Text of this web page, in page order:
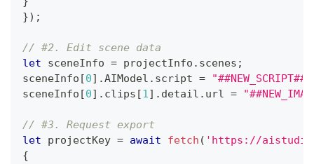
}) ;
// #2. Edit scene data
let sceneInfo = projectInfo . scenes ;
sceneInfo [0] .AIModel . script = "##NEW_SCRIPT##"
sceneInfo [0] . clips [1] . detail . url =
// #3. Request export
let projectKey = await fetch ( 'https://
{